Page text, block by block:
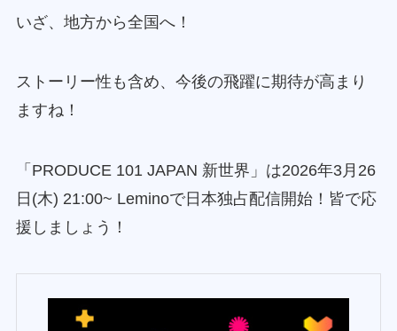
いざ、地方から全国へ！
ストーリー性も含め、今後の飛躍に期待が高まり
ますね！
「PRODUCE 101 JAPAN 新世界」は2026年3月26
日(木) 21:00~ Leminoで日本独占配信開始！皆で応
援しましょう！